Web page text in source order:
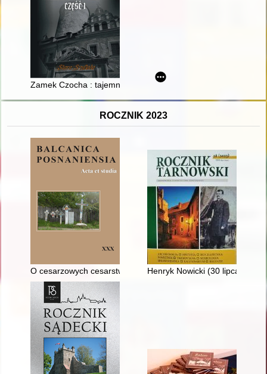
Zamek Czocha : tajemnice warowni i regionu. Cz. 1
ROCZNIK 2023
O cesarzowych cesarstwa Łacińskiego (1204-1261). (4),
Henryk Nowicki (30 lipca